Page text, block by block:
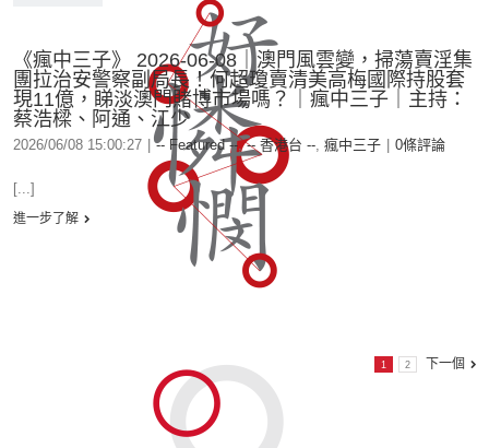
《瘋中三子》 2026-06-08｜澳門風雲變，掃蕩賣淫集
團拉治安警察副局長！何超瓊賣清美高梅國際持股套
現11億，睇淡澳門賭博市場嗎？｜瘋中三子｜主持：
蔡浩樑、阿通、江少
2026/06/08 15:00:27 -- Featured --,-- 香港台 --, 瘋中三子 0條評論
[...]
進一步了解
1 2 下一個